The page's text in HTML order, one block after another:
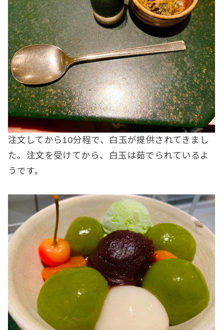
注文してから10分程で、白玉が提供されてきまし
た。注文を受けてから、白玉は茹でられているよ
うです。